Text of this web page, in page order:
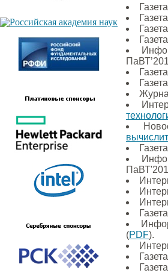
(PDF).